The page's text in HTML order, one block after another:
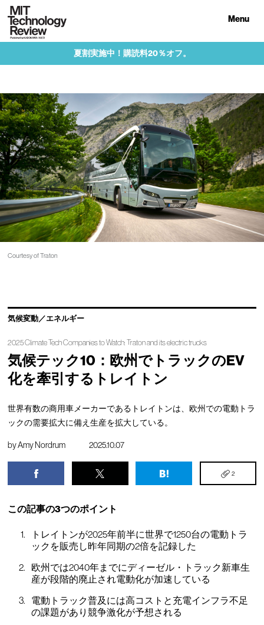
Menu
夏割実施中！購読料20％オフ。
Courtesy of Traton
気候変動／エネルギー
2025 Climate Tech Companies to Watch: Traton and its electric trucks
気候テック10：欧州でトラックのEV
化を牽引するトレイトン
世界有数の商用車メーカーであるトレイトンは、欧州での電動トラ
ックの需要拡大に備え生産を拡大している。
byAmy Nordrum 2025.10.07
2
この記事の3つのポイント
トレイトンが2025年前半に世界で1250台の電動トラ
ックを販売し昨年同期の2倍を記録した
欧州では2040年までにディーゼル・トラック新車生
産が段階的廃止され電動化が加速している
電動トラック普及には高コストと充電インフラ不足
の課題があり競争激化が予想される